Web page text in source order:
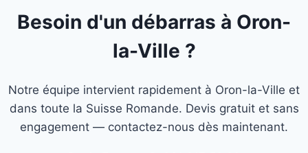
Besoin d'un débarras à Oron-
la-Ville ?
Notre équipe intervient rapidement à Oron-la-Ville et
dans toute la Suisse Romande. Devis gratuit et sans
engagement — contactez-nous dès maintenant.